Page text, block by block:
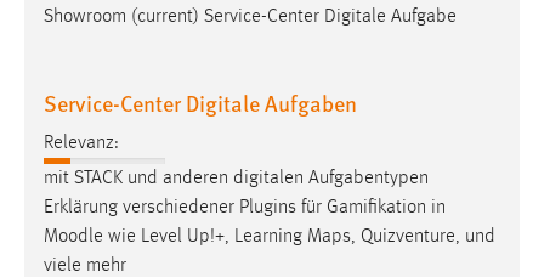
Showroom (current) Service-Center Digitale Aufgabe
Service-Center Digitale Aufgaben
Relevanz:
mit STACK und anderen digitalen Aufgabentypen
Erklärung verschiedener Plugins für Gamifikation in
Moodle wie Level Up!+, Learning Maps, Quizventure, und
viele mehr